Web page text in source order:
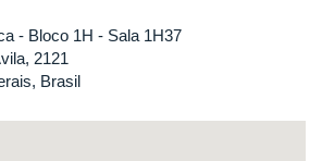
- Bloco 1H - Sala 1H37
2121
Brasil